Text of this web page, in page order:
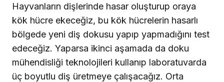
Hayvanların dişlerinde hasar oluşturup oraya
kök hücre ekeceğiz, bu kök hücrelerin hasarlı
bölgede yeni diş dokusu yapıp yapmadığını test
edeceğiz. Yaparsa ikinci aşamada da doku
mühendisliği teknolojileri kullanıp laboratuvarda
üç boyutlu diş üretmeye çalışacağız. Orta